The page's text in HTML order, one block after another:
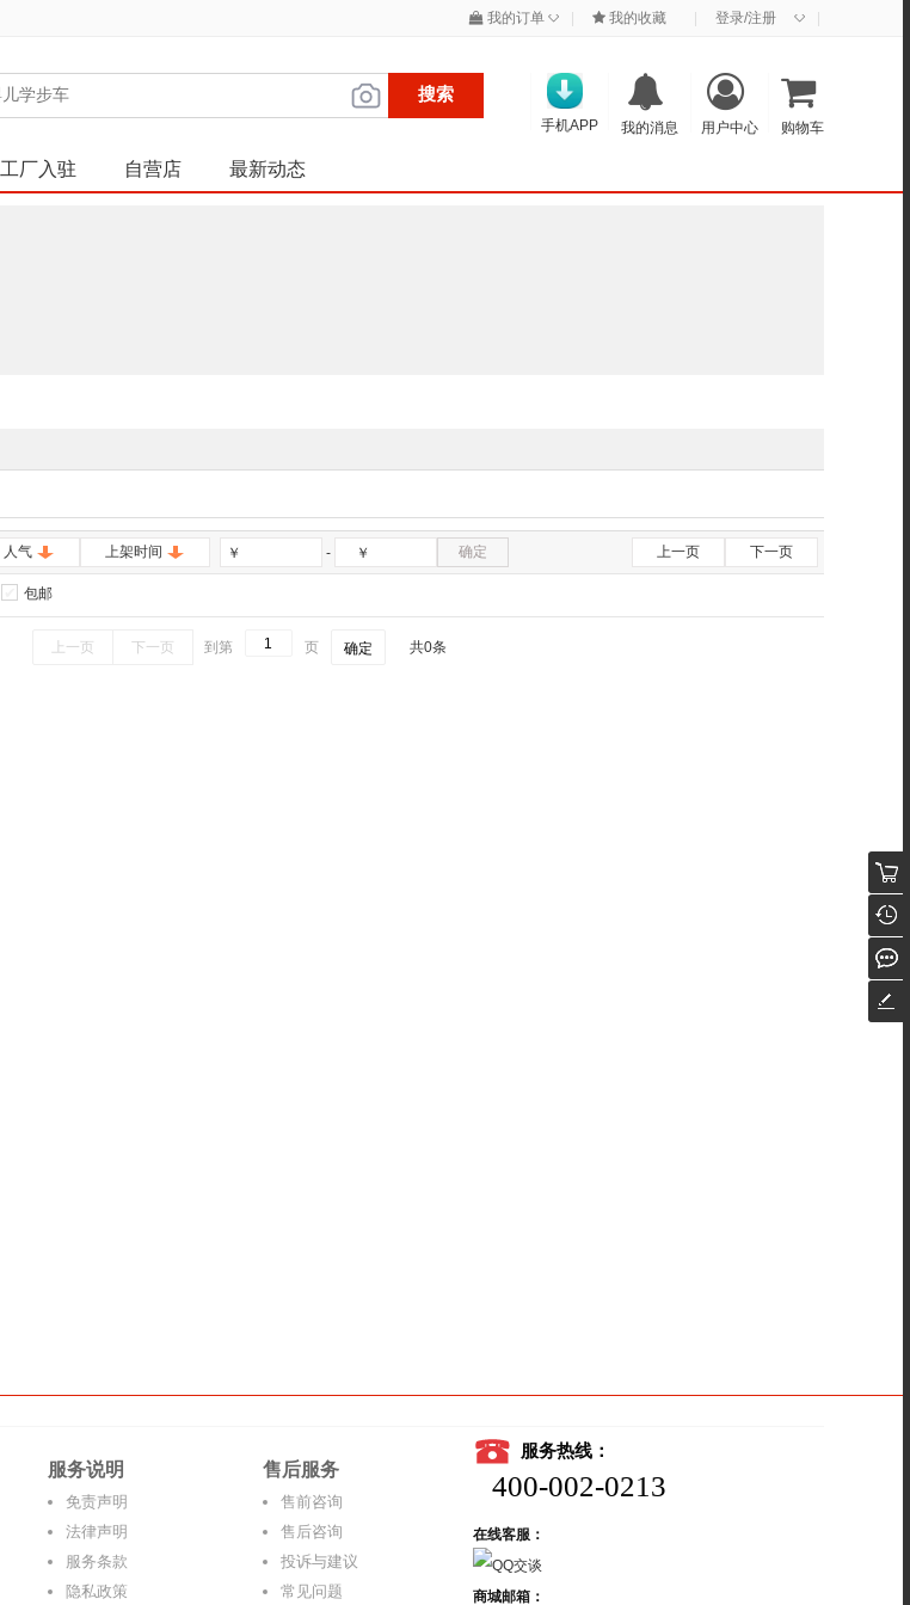
我的订单 ◇ 我的收藏 登录/注册 ◇
搜索
购物车
用户中心
我的消息
手机APP
工厂入驻 自营店 最新动态
人气 上架时间 ￥ ￥
- 确定 上一页 下一页
包邮
上一页 下一页 到第 页 确定 共0条
服务说明
免责声明
法律声明
服务条款
隐私政策
售后服务
售前咨询
售后咨询
投诉与建议
常见问题
服务热线：
400-002-0213
在线客服：
商城邮箱：